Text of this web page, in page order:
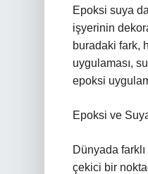
Epoksi suya
işyerinin
buradaki fark,
uygulaması,
epoksi
Epoksi ve
Dünyada
çekici bir